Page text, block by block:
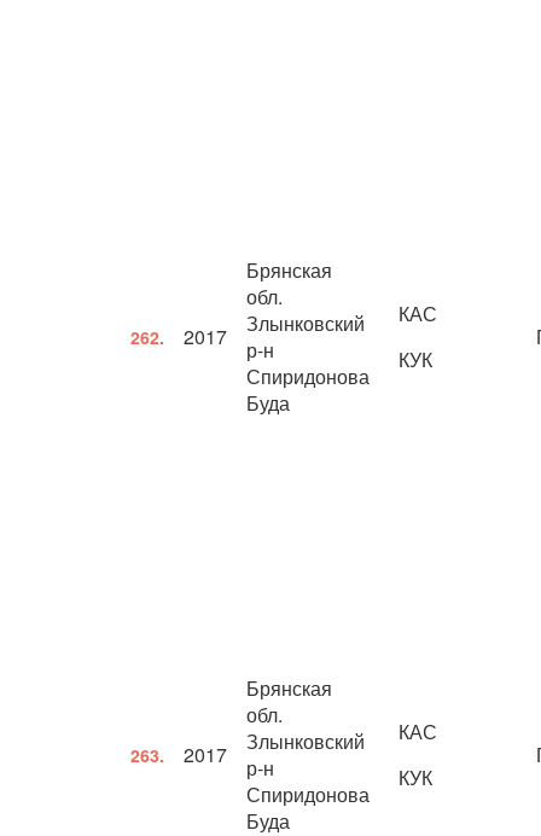
262. 2017
Брянская
обл.
Злынковский
р-н
Спиридонова
Буда
КАС
КУК
263. 2017
Брянская
обл.
Злынковский
р-н
Спиридонова
Буда
КАС
КУК